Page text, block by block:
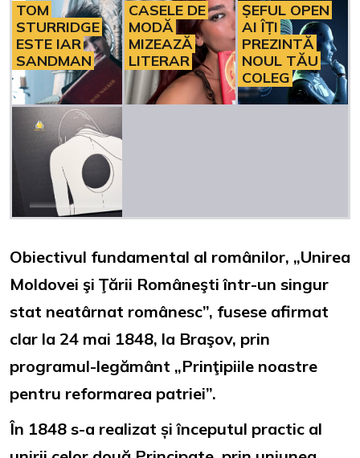
TOM
STURRIDGE
ESTE IAR
SANDMAN
CASELE DE
MODĂ
MIZEAZĂ
LITERAR
ȘEFUL OPEN
AI ÎȚI
PREZINTĂ
NOUL TĂU
COLEG
Obiectivul fundamental al românilor, „Unirea
Moldovei şi Ţării Româneşti într-un singur
stat neatârnat românesc”, fusese afirmat
clar la 24 mai 1848, la Braşov, prin
programul-legământ „Prinţipiile noastre
pentru reformarea patriei”.
În 1848 s-a realizat și începutul practic al